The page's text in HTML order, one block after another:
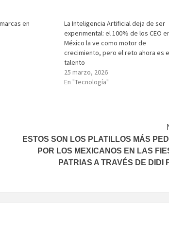
en
La Inteligencia Artificial deja de ser
experimental: el 100% de los CEO
México la ve como motor de
crecimiento, pero el reto ahora es
talento
25 marzo, 2026
En "Tecnología"
ESTOS SON LOS PLATILLOS MÁS
POR LOS MEXICANOS EN LAS
PATRIAS A TRAVÉS DE DIDI